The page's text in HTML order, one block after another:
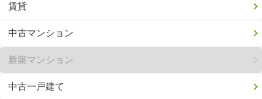
賃貸
中古マンション
新築マンション
中古一戸建て